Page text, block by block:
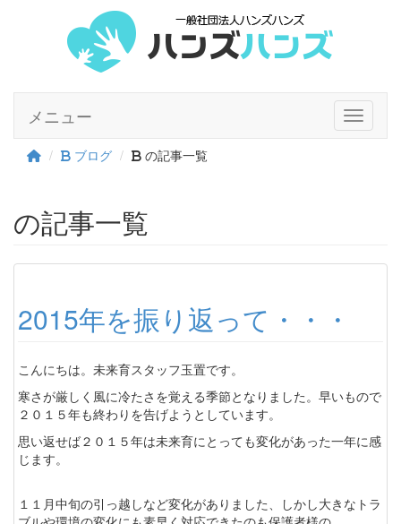
Toggle
メニュー
ブログ の記事一覧
の記事一覧
2015年を振り返って・・・
こんにちは。未来育スタッフ玉置です。
寒さが厳しく風に冷たさを覚える季節となりました。早いもので
２０１５年も終わりを告げようとしています。
思い返せば２０１５年は未来育にとっても変化があった一年に感
じます。
１１月中旬の引っ越しなど変化がありました、しかし大きなトラ